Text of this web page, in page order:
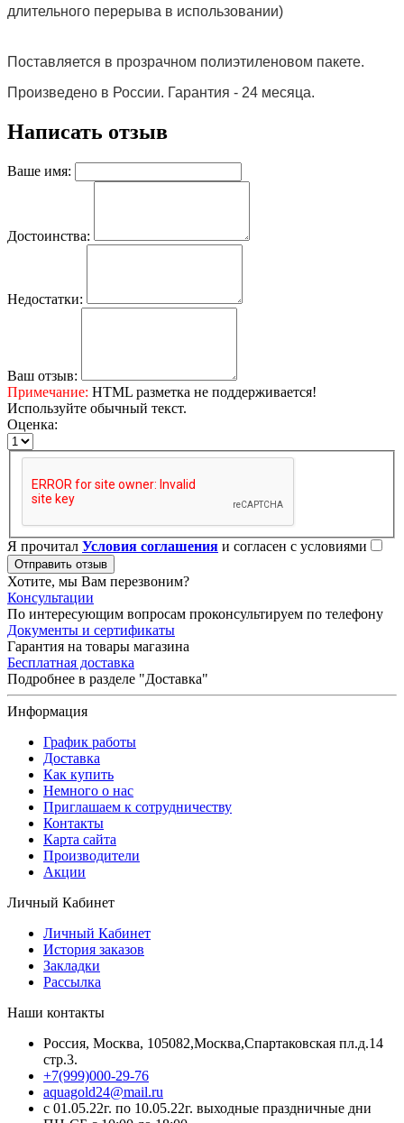
длительного перерыва в использовании)
Поставляется в прозрачном полиэтиленовом пакете.
Произведено в России. Гарантия - 24 месяца.
Написать отзыв
Ваше имя:
Достоинства:
Недостатки:
Ваш отзыв:
Примечание: HTML разметка не поддерживается!
Используйте обычный текст.
Оценка:
Я прочитал Условия соглашения и согласен с условиями
Отправить отзыв
Хотите, мы Вам перезвоним?
Консультации
По интересующим вопросам проконсультируем по телефону
Документы и сертификаты
Гарантия на товары магазина
Бесплатная доставка
Подробнее в разделе "Доставка"
Информация
График работы
Доставка
Как купить
Немного о нас
Приглашаем к сотрудничеству
Контакты
Карта сайта
Производители
Акции
Личный Кабинет
Личный Кабинет
История заказов
Закладки
Рассылка
Наши контакты
Россия, Москва, 105082,Москва,Спартаковская пл.д.14
стр.3.
+7(999)000-29-76
aquagold24@mail.ru
с 01.05.22г. по 10.05.22г. выходные праздничные дни